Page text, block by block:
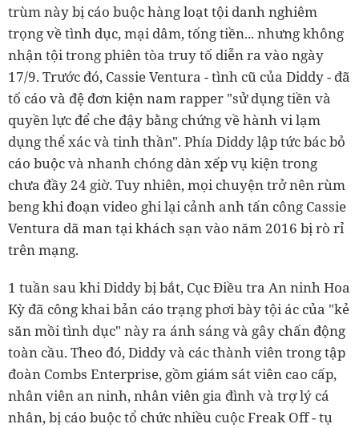
trùm này bị cáo buộc hàng loạt tội danh nghiêm
trọng về tình dục, mại dâm, tống tiền... nhưng không
nhận tội trong phiên tòa truy tố diễn ra vào ngày
17/9. Trước đó, Cassie Ventura - tình cũ của Diddy - đã
tố cáo và đệ đơn kiện nam rapper "sử dụng tiền và
quyền lực để che đậy bằng chứng về hành vi lạm
dụng thể xác và tinh thần". Phía Diddy lập tức bác bỏ
cáo buộc và nhanh chóng dàn xếp vụ kiện trong
chưa đầy 24 giờ. Tuy nhiên, mọi chuyện trở nên rùm
beng khi đoạn video ghi lại cảnh anh tấn công Cassie
Ventura dã man tại khách sạn vào năm 2016 bị rò rỉ
trên mạng.
1 tuần sau khi Diddy bị bắt, Cục Điều tra An ninh Hoa
Kỳ đã công khai bản cáo trạng phơi bày tội ác của "kẻ
săn mồi tình dục" này ra ánh sáng và gây chấn động
toàn cầu. Theo đó, Diddy và các thành viên trong tập
đoàn Combs Enterprise, gồm giám sát viên cao cấp,
nhân viên an ninh, nhân viên gia đình và trợ lý cá
nhân, bị cáo buộc tổ chức nhiều cuộc Freak Off - tụ